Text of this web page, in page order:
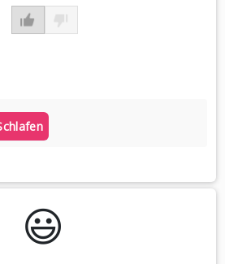
😃️